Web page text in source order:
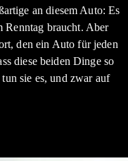
an diesem Auto: Es
Renntag braucht. Aber
den ein Auto für jeden
diese beiden Dinge so
sie es, und zwar auf